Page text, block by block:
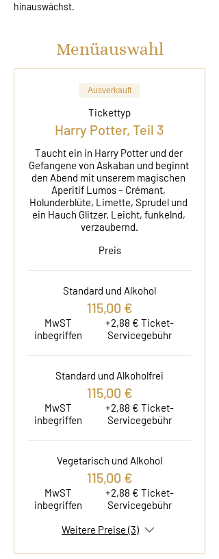
hinauswächst.
Menüauswahl
Ausverkauft
Tickettyp
Harry Potter, Teil 3
Taucht ein in Harry Potter und der
Gefangene von Askaban und beginnt
den Abend mit unserem magischen
Aperitif Lumos – Crémant,
Holunderblüte, Limette, Sprudel und
ein Hauch Glitzer. Leicht, funkelnd,
verzaubernd.
Preis
Standard und Alkohol
115,00 €
MwST
inbegriffen
+2,88 € Ticket-
Servicegebühr
Standard und Alkoholfrei
115,00 €
MwST
inbegriffen
+2,88 € Ticket-
Servicegebühr
Vegetarisch und Alkohol
115,00 €
MwST
inbegriffen
+2,88 € Ticket-
Servicegebühr
Weitere Preise (3)